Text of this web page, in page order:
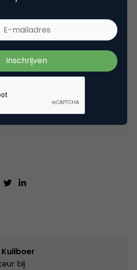
met betekenis,
gebruikt wordt om een
thema onder de aandacht
2011 werkt zij voor La Trappe
van de monniken van Abdij
In 2021 was zij
van het Jaar.
bij